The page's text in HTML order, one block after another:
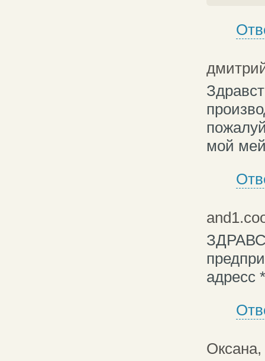
мой
адресс
Оксана,